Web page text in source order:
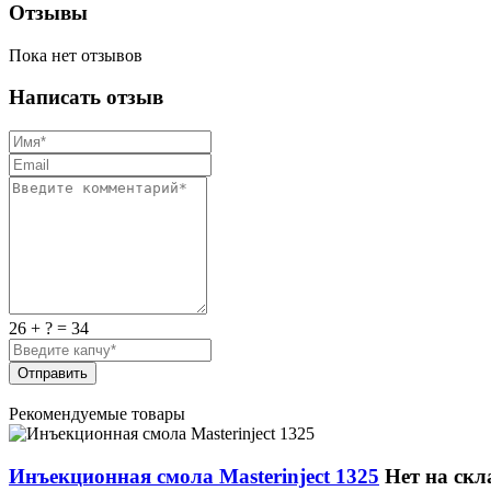
Отзывы
Пока нет отзывов
Написать отзыв
26 + ? = 34
Отправить
Рекомендуемые товары
Инъекционная смола Masterinject 1325 Нет на